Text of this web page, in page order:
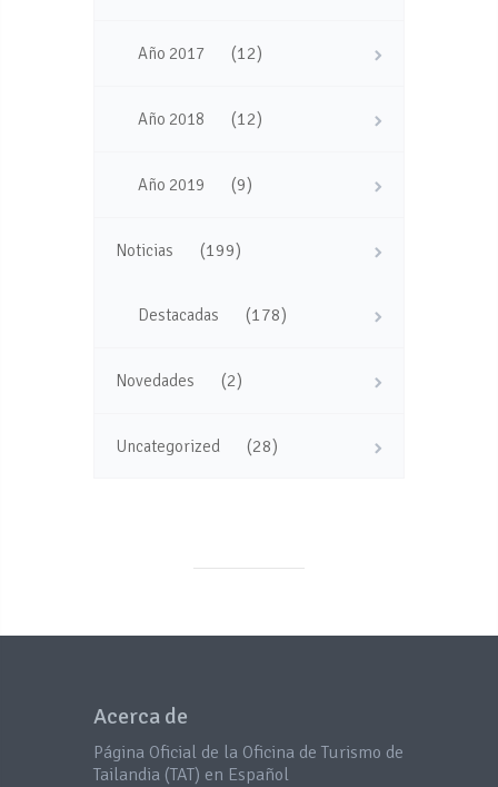
Año 2017 (12)
Año 2018 (12)
Año 2019 (9)
Noticias (199)
Destacadas (178)
Novedades (2)
Uncategorized (28)
Acerca de
Página Oficial de la Oficina de Turismo de
Tailandia (TAT) en Español